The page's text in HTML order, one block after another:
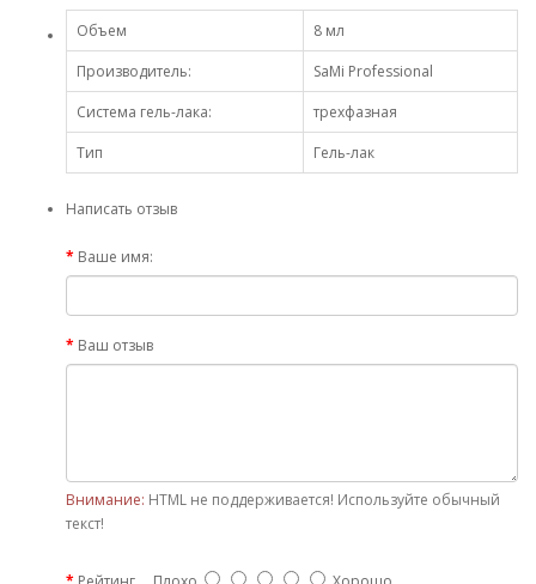
Объем
8 мл
Производитель:
SaMi Professional
Система гель-лака:
трехфазная
Тип
Гель-лак
Написать отзыв
Ваше имя:
Ваш отзыв
Внимание: HTML не поддерживается! Используйте обычный
текст!